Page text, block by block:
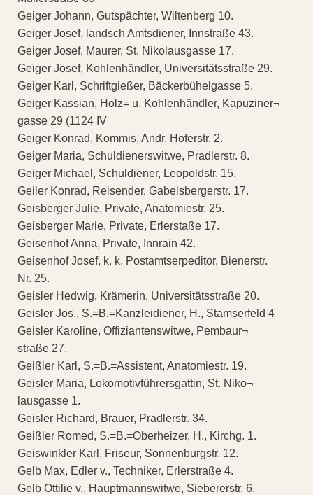
Geiger Johann, Gutspächter, Wiltenberg 10.
Geiger Josef, landsch Amtsdiener, Innstraße 43.
Geiger Josef, Maurer, St. Nikolausgasse 17.
Geiger Josef, Kohlenhändler, Universitätsstraße 29.
Geiger Karl, Schriftgießer, Bäckerbühelgasse 5.
Geiger Kassian, Holz= u. Kohlenhändler, Kapuziner¬
gasse 29 (1124 IV
Geiger Konrad, Kommis, Andr. Hoferstr. 2.
Geiger Maria, Schuldienerswitwe, Pradlerstr. 8.
Geiger Michael, Schuldiener, Leopoldstr. 15.
Geiler Konrad, Reisender, Gabelsbergerstr. 17.
Geisberger Julie, Private, Anatomiestr. 25.
Geisberger Marie, Private, Erlerstaße 17.
Geisenhof Anna, Private, Innrain 42.
Geisenhof Josef, k. k. Postamtserpeditor, Bienerstr.
Nr. 25.
Geisler Hedwig, Krämerin, Universitätsstraße 20.
Geisler Jos., S.=B.=Kanzleidiener, H., Stamserfeld 4
Geisler Karoline, Offiziantenswitwe, Pembaur¬
straße 27.
Geißler Karl, S.=B.=Assistent, Anatomiestr. 19.
Geisler Maria, Lokomotivführersgattin, St. Niko¬
lausgasse 1.
Geisler Richard, Brauer, Pradlerstr. 34.
Geißler Romed, S.=B.=Oberheizer, H., Kirchg. 1.
Geiswinkler Karl, Friseur, Sonnenburgstr. 12.
Gelb Max, Edler v., Techniker, Erlerstraße 4.
Gelb Ottilie v., Hauptmannswitwe, Siebererstr. 6.